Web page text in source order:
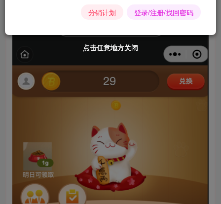
点击任意地方关闭
点击任意地方关闭
点击任意地方关闭
点击任意地方关闭
点击任意地方关闭
点击任意地方关闭
分销计划 登录/注册/找回密码